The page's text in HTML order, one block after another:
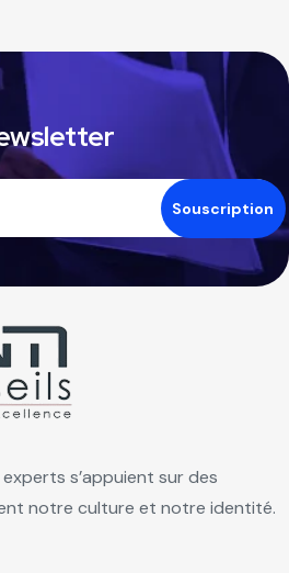
s’appuient sur des
notre culture et notre identité.